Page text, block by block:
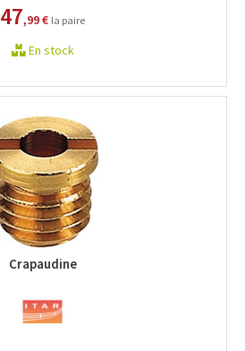
47,99 € la paire
En stock
Crapaudine